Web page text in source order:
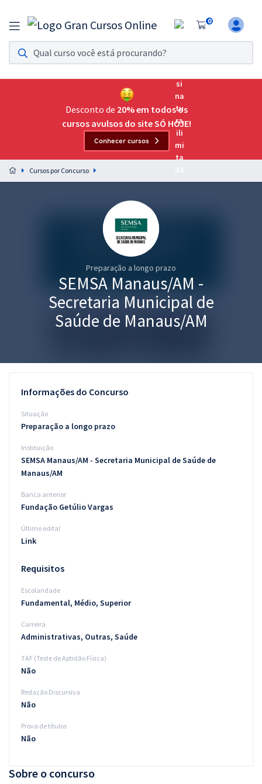
0
Assinatura Ilimitada 11
Acesso a todos os cursos. Teste grátis por 7 dias!
Assinatura OAB Até Passar
Acesso ilimitado a toda preparação para o Exame da
Preparação completa e intensiva para as principais
residências em saúde do Brasil
Graduação
Blog
Aprovados
Desconto de 20% em todos os
cursos avulsos do site SÓ HOJE!
Conhecer cursos
Cursos por Concurso
Preparação a longo prazo
SEMSA Manaus/AM -
Secretaria Municipal de
Saúde de Manaus/AM
Sobre o concurso
Informações do Concurso
Situação
Preparação a longo prazo
Instituição
SEMSA Manaus/AM - Secretaria Municipal de Saúde de
Manaus/AM
Banca anterior
Fundação Getúlio Vargas
Último edital
Link
Requisitos
Escolaridade
Fundamental, Médio, Superior
Carreira
Administrativas, Outras, Saúde
TAF (Teste de Aptidão Física)
Não
Redação Discursiva
Não
Prova de títulos
Não